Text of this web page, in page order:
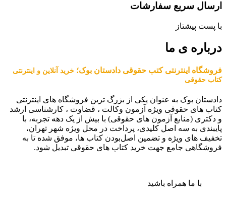
ارسال سریع سفارشات
با پست پیشتاز
درباره ی ما
فروشگاه اینترنتی کتب حقوقی دادستان بوک؛ خرید آنلاین و اینترنتی
کتاب حقوقی
دادستان بوک به عنوان یکی از بزرگ ترین فروشگاه های اینترنتی
کتاب های حقوقی ویژه آزمون وکالت ، قضاوت ، کارشناسی ارشد
و دکتری (منابع آزمون های حقوقی) با بیش از یک دهه تجربه، با
پایبندی به سه اصل کلیدی، پرداخت در محل ویژه شهر تهران،
تخفیف های ویژه و تضمین اصل‌بودن کتاب ها، موفق شده تا به
فروشگاهی جامع جهت خرید کتاب های حقوقی تبدیل شود.
با ما همراه باشید